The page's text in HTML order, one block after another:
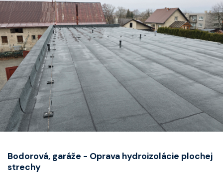
Bodorová, garáže - Oprava hydroizolácie plochej
strechy